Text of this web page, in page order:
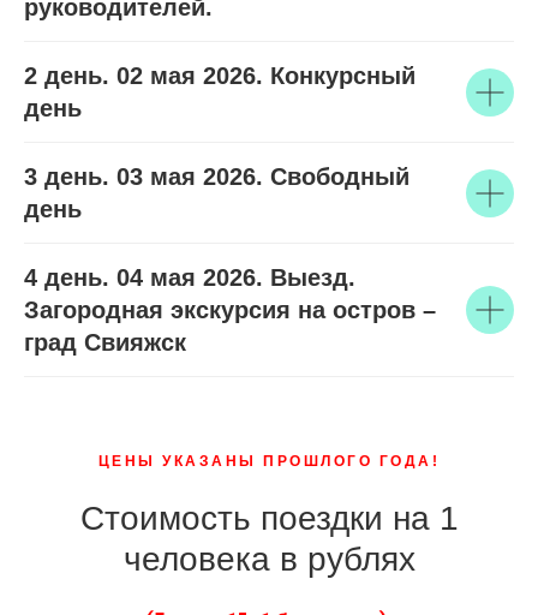
руководителей.
2 день. 02 мая 2026. Конкурсный
день
3 день. 03 мая 2026. Свободный
день
4 день. 04 мая 2026. Выезд.
Загородная экскурсия на остров –
град Свияжск
ЦЕНЫ УКАЗАНЫ ПРОШЛОГО ГОДА!
Стоимость поездки на 1
человека в рублях